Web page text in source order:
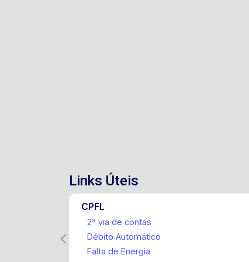
Links Úteis
CPFL
2ª via de contas
Débito Automático
Falta de Energia